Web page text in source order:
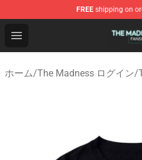
FREE shipping on
Open menu
The Madness Shop -
ホーム/The Madness ログイン/